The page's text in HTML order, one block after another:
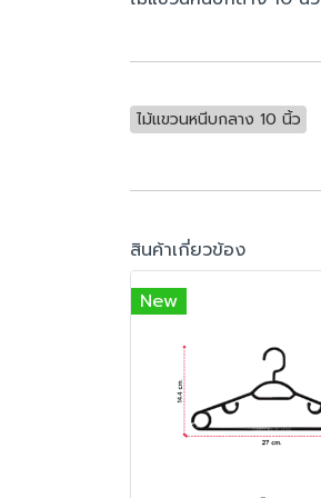
ไม้แขวนหนีบกลาง 10 นิ้ว
สินค้าเกี่ยวข้อง
New